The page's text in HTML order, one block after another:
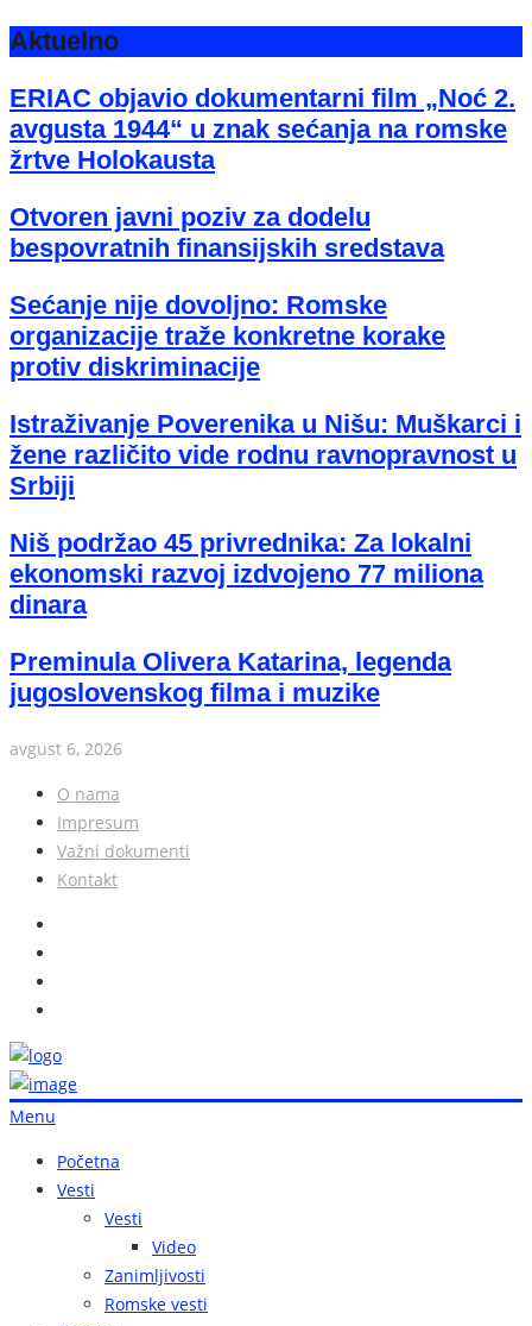
Aktuelno
ERIAC objavio dokumentarni film „Noć 2.
avgusta 1944“ u znak sećanja na romske
žrtve Holokausta
Otvoren javni poziv za dodelu
bespovratnih finansijskih sredstava
Sećanje nije dovoljno: Romske
organizacije traže konkretne korake
protiv diskriminacije
Istraživanje Poverenika u Nišu: Muškarci i
žene različito vide rodnu ravnopravnost u
Srbiji
Niš podržao 45 privrednika: Za lokalni
ekonomski razvoj izdvojeno 77 miliona
dinara
Preminula Olivera Katarina, legenda
jugoslovenskog filma i muzike
avgust 6, 2026
O nama
Impresum
Važni dokumenti
Kontakt
Menu
Početna
Vesti
Vesti
Video
Zanimljivosti
Romske vesti